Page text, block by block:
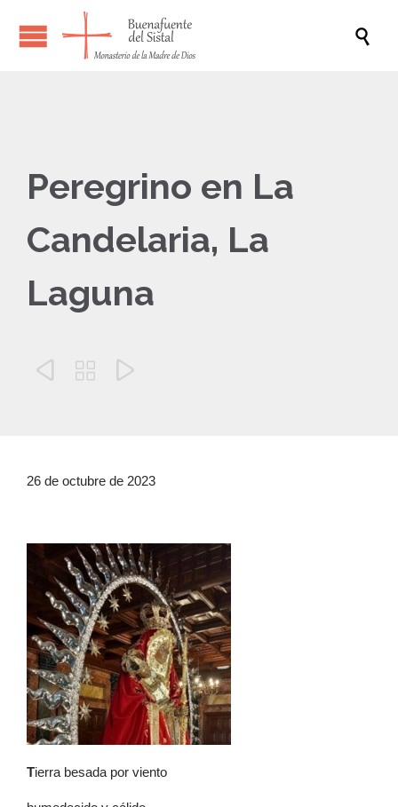

Peregrino en La
Candelaria, La
Laguna
  
26 de octubre de 2023
Tierra besada por viento